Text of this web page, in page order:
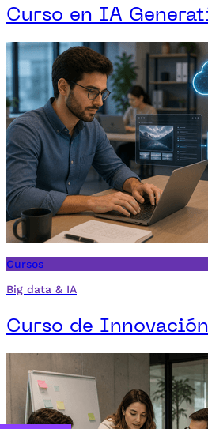
Curso en IA
Cursos
Big data & IA
Curso de